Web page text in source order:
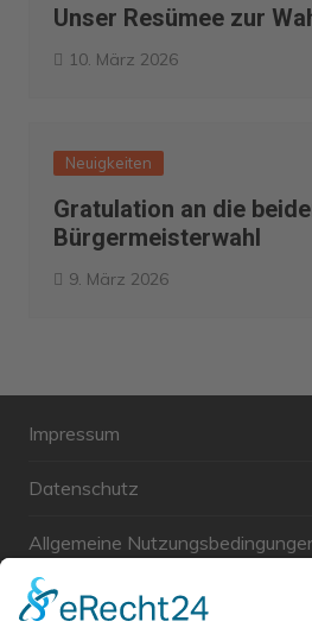
Unser Resümee zur
10. März 2026
Neuigkeiten
Gratulation an die
Bürgermeisterwahl
9. März 2026
Impressum
Datenschutz
Allgemeine
Links